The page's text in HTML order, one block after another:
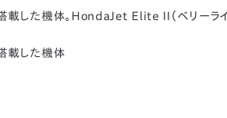
した機体。HondaJet Elite II（ベリーライ
載した機体